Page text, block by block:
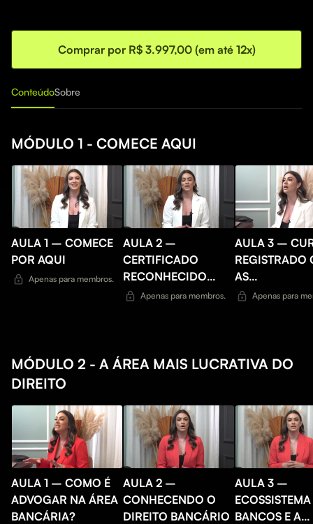
Comprar por R$ 3.997,00 (em até 12x)
ConteúdoSobre
MÓDULO 1 - COMECE AQUI
AULA 1 – COMECE
POR AQUI
Apenas para membros.
AULA 2 –
CERTIFICADO
RECONHECIDO
PELO MEC
Apenas para membros.
AULA 3 –
REGISTRADO
AS
Apenas para
MÓDULO 2 - A ÁREA MAIS LUCRATIVA DO
DIREITO
AULA 1 – COMO É
ADVOGAR NA ÁREA
BANCÁRIA?
AULA 2 –
CONHECENDO O
DIREITO BANCÁRIO
AULA 3 –
BANCOS E A